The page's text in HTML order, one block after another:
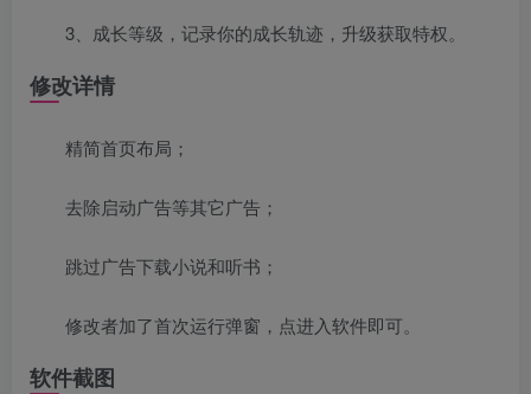
3、成长等级，记录你的成长轨迹，升级获取特权。
修改详情
精简首页布局；
去除启动广告等其它广告；
跳过广告下载小说和听书；
修改者加了首次运行弹窗，点进入软件即可。
软件截图